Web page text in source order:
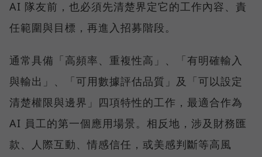
AI 隊友前，也必須先清楚界定它的工作內容、責
任範圍與目標，再進入招募階段。
通常具備「高頻率、重複性高」、「有明確輸入
與輸出」、「可用數據評估品質」及「可以設定
清楚權限與邊界」四項特性的工作，最適合作為
AI 員工的第一個應用場景。相反地，涉及財務匯
款、人際互動、情感信任，或美感判斷等高風